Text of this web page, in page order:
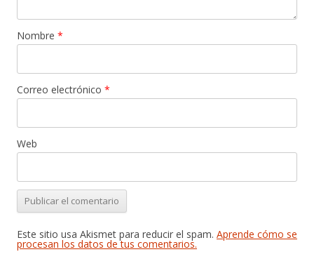
Nombre *
Correo electrónico *
Web
Este sitio usa Akismet para reducir el spam. Aprende cómo se
procesan los datos de tus comentarios.